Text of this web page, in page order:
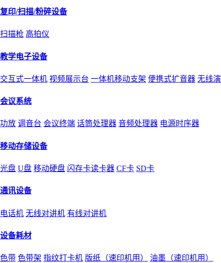
复印/扫描/粉碎设备
扫描枪 高拍仪
教学电子设备
交互式一体机 视频展示台 一体机移动支架 便携式扩音器 无线
会议系统
功放 调音台 会议终端 话筒处理器 音频处理器 电源时序器
移动存储设备
光盘 U盘 移动硬盘 闪存卡读卡器 CF卡 SD卡
通讯设备
电话机 无线对讲机 有线对讲机
设备耗材
色带 色带架 指纹打卡机 版纸（速印机用） 油墨（速印机用）